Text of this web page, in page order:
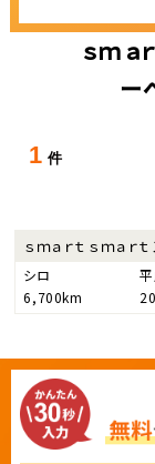
ｓｍａ
ー
1 件
ｓｍａｒｔ ｓｍａ
シロ
6,700km